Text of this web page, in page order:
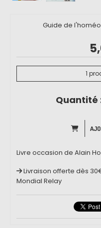
Guide de
1
Quantité
Livre occasion de Alain
Livraison offerte dès
Mondial Relay